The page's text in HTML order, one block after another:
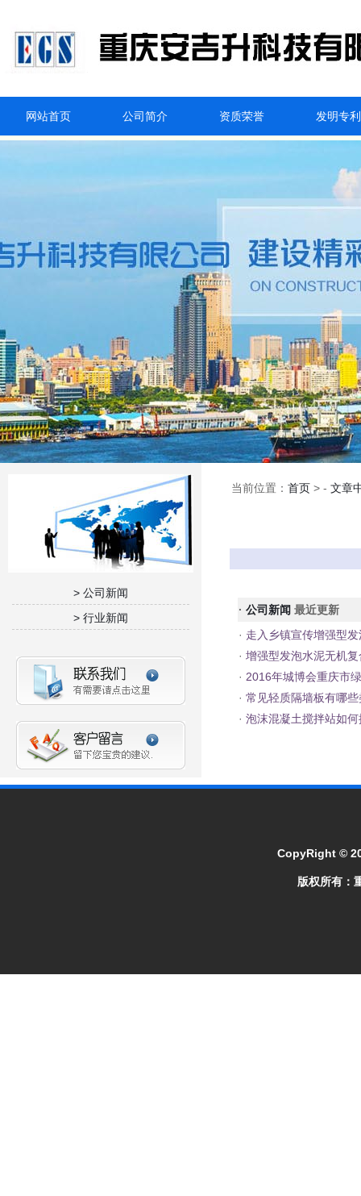
网站首页 公司简介 资质荣誉 发明专利
> 公司新闻
> 行业新闻
当前位置： 首页 > - 文章
· 公司新闻 最近更新
· 走入乡镇宣传增强型
· 增强型发泡水泥无机
· 2016年城博会重庆市
· 常见轻质隔墙板有哪
· 泡沫混凝土搅拌站如
CopyRight ©
版权所有：